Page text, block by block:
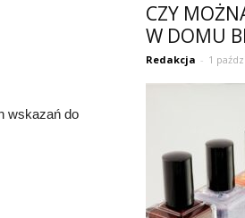
wskazań do
CZY
W DOMU
Redakcja - 1